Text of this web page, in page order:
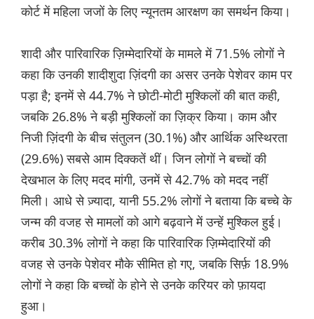
कोर्ट में महिला जजों के लिए न्यूनतम आरक्षण का समर्थन किया।
शादी और पारिवारिक ज़िम्मेदारियों के मामले में 71.5% लोगों ने
कहा कि उनकी शादीशुदा ज़िंदगी का असर उनके पेशेवर काम पर
पड़ा है; इनमें से 44.7% ने छोटी-मोटी मुश्किलों की बात कही,
जबकि 26.8% ने बड़ी मुश्किलों का ज़िक्र किया। काम और
निजी ज़िंदगी के बीच संतुलन (30.1%) और आर्थिक अस्थिरता
(29.6%) सबसे आम दिक्कतें थीं। जिन लोगों ने बच्चों की
देखभाल के लिए मदद मांगी, उनमें से 42.7% को मदद नहीं
मिली। आधे से ज़्यादा, यानी 55.2% लोगों ने बताया कि बच्चे के
जन्म की वजह से मामलों को आगे बढ़वाने में उन्हें मुश्किल हुई।
करीब 30.3% लोगों ने कहा कि पारिवारिक ज़िम्मेदारियों की
वजह से उनके पेशेवर मौके सीमित हो गए, जबकि सिर्फ़ 18.9%
लोगों ने कहा कि बच्चों के होने से उनके करियर को फ़ायदा
हुआ।